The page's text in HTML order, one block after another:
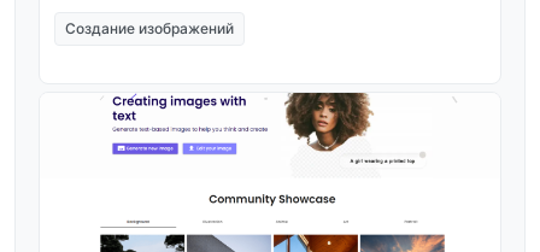
Создание изображений